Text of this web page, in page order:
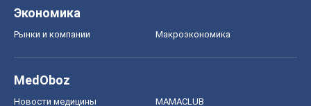
Экономика
Рынки и компании Mакроэкономика
MedOboz
Новости медицины MAMACLUB